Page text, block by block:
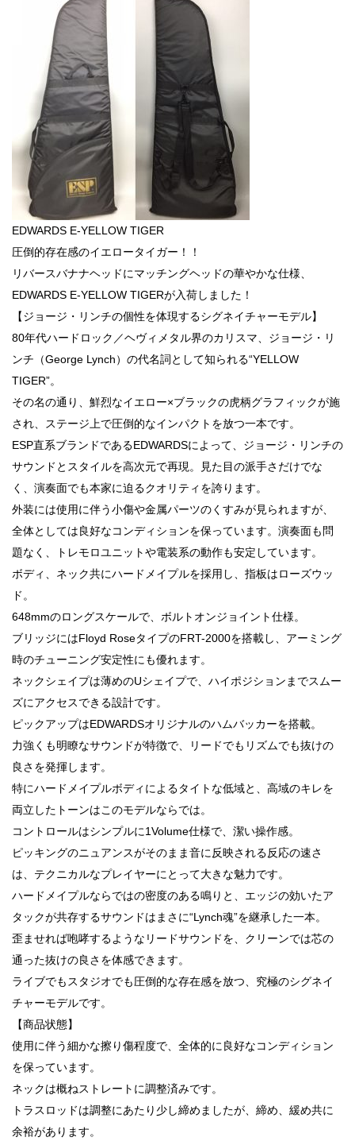
EDWARDS E‑YELLOW TIGER
圧倒的存在感のイエロータイガー！！
リバースバナナヘッドにマッチングヘッドの華やかな仕様、
EDWARDS E-YELLOW TIGERが入荷しました！
【ジョージ・リンチの個性を体現するシグネイチャーモデル】
80年代ハードロック／ヘヴィメタル界のカリスマ、ジョージ・リ
ンチ（George Lynch）の代名詞として知られる“YELLOW
TIGER”。
その名の通り、鮮烈なイエロー×ブラックの虎柄グラフィックが施
され、ステージ上で圧倒的なインパクトを放つ一本です。
ESP直系ブランドであるEDWARDSによって、ジョージ・リンチの
サウンドとスタイルを高次元で再現。見た目の派手さだけでな
く、演奏面でも本家に迫るクオリティを誇ります。
外装には使用に伴う小傷や金属パーツのくすみが見られますが、
全体としては良好なコンディションを保っています。演奏面も問
題なく、トレモロユニットや電装系の動作も安定しています。
ボディ、ネック共にハードメイプルを採用し、指板はローズウッ
ド。
648mmのロングスケールで、ボルトオンジョイント仕様。
ブリッジにはFloyd RoseタイプのFRT-2000を搭載し、アーミング
時のチューニング安定性にも優れます。
ネックシェイプは薄めのUシェイプで、ハイポジションまでスムー
ズにアクセスできる設計です。
ピックアップはEDWARDSオリジナルのハムバッカーを搭載。
力強くも明瞭なサウンドが特徴で、リードでもリズムでも抜けの
良さを発揮します。
特にハードメイプルボディによるタイトな低域と、高域のキレを
両立したトーンはこのモデルならでは。
コントロールはシンプルに1Volume仕様で、潔い操作感。
ピッキングのニュアンスがそのまま音に反映される反応の速さ
は、テクニカルなプレイヤーにとって大きな魅力です。
ハードメイプルならではの密度のある鳴りと、エッジの効いたア
タックが共存するサウンドはまさに“Lynch魂”を継承した一本。
歪ませれば咆哮するようなリードサウンドを、クリーンでは芯の
通った抜けの良さを体感できます。
ライブでもスタジオでも圧倒的な存在感を放つ、究極のシグネイ
チャーモデルです。
【商品状態】
使用に伴う細かな擦り傷程度で、全体的に良好なコンディション
を保っています。
ネックは概ねストレートに調整済みです。
トラスロッドは調整にあたり少し締めましたが、締め、緩め共に
余裕があります。